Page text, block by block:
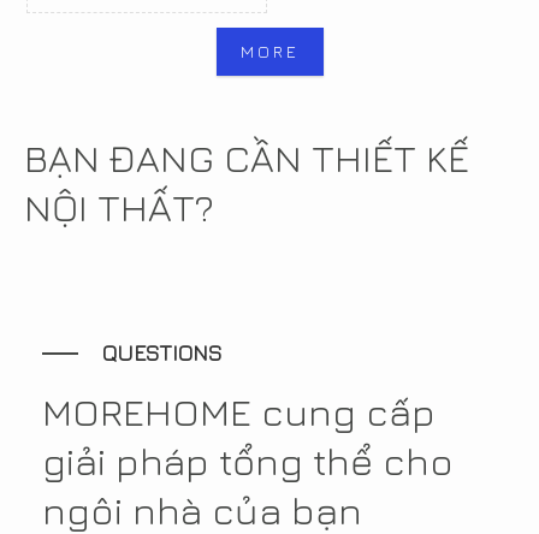
MORE
BẠN ĐANG CẦN THIẾT KẾ
NỘI THẤT?
QUESTIONS
MOREHOME cung cấp
giải pháp tổng thể cho
ngôi nhà của bạn